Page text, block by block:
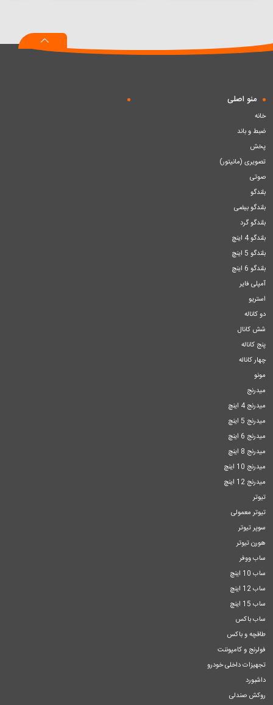
سبد
منو اصلی
خانه
ضبط و باند
پخش
تصویری (مانیتور)
صوتی
بلندگو
بلندگو بیضی
بلندگو گرد
بلندگو 4 اینچ
بلندگو 5 اینچ
بلندگو 6 اینچ
آمپلی فایر
استریو
دو کاناله
شش کانال
پنج کاناله
چهار کاناله
مونو
میدرنج
میدرنج 4 اینچ
میدرنج 5 اینچ
میدرنج 6 اینچ
میدرنج 8 اینچ
میدرنج 10 اینچ
میدرنج 12 اینچ
تیوتر
تیوتر معمولی
سوپر تیوتر
هورن تیوتر
ساب ووفر
ساب 10 اینچ
ساب 12 اینچ
ساب 15 اینچ
ساب باکس
طاقچه و باکس
فولرنج و کامپوننت
تجهیزات داخلی خودرو
داشبورد
روکش صندلی